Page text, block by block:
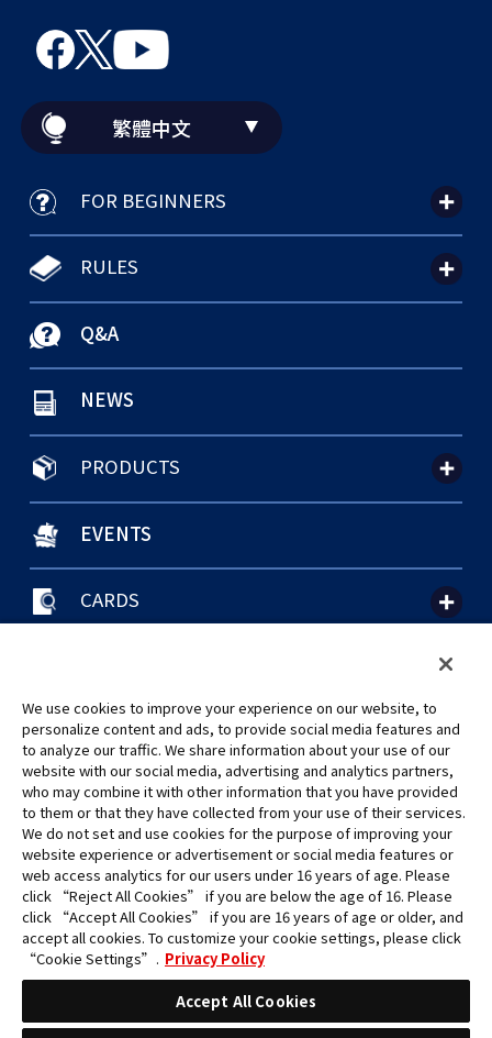
繁體中文
FOR BEGINNERS
RULES
Q&A
NEWS
PRODUCTS
EVENTS
CARDS
©Eiichiro Oda/Shueisha
©Eiichiro Oda/Shueisha, Toei Animation
未經許可，禁止使用、複製或複印此網站上的任何圖片、文本或數據。
產品正在開發中，此網站上的圖片可能與實際產品不同。
*Apple、蘋果的logo為Apple Inc.於美國和其他國家地區所註冊之商標。
App Store為Apple Inc.之服務商標。
*Google play和Google play的logo為Google LLC之註冊商標。
We use cookies to improve your experience on our website, to
personalize content and ads, to provide social media features and
to analyze our traffic. We share information about your use of our
website with our social media, advertising and analytics partners,
who may combine it with other information that you have provided
to them or that they have collected from your use of their services.
We do not set and use cookies for the purpose of improving your
website experience or advertisement or social media features or
web access analytics for our users under 16 years of age. Please
click “Reject All Cookies” if you are below the age of 16. Please
click “Accept All Cookies” if you are 16 years of age or older, and
accept all cookies. To customize your cookie settings, please click
“Cookie Settings”. Privacy Policy
Accept All Cookies